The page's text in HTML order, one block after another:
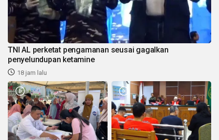
TNI AL perketat pengamanan seusai gagalkan
penyelundupan ketamine
18 jam lalu